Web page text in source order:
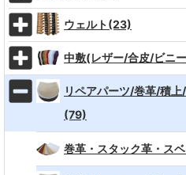
ウェルト(23)
中敷(レザー/合皮/ビニ
リペアパーツ/巻革/積
(79)
巻革・スタック革・ス